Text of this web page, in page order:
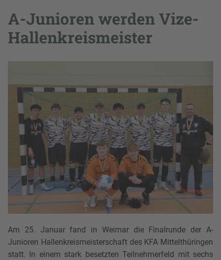
A-Junioren werden Vize-
Hallenkreismeister
Am 25. Januar fand in Weimar die Finalrunde der A-
Junioren Hallenkreismeisterschaft des KFA Mittelthüringen
statt. In einem stark besetzten Teilnehmerfeld mit sechs